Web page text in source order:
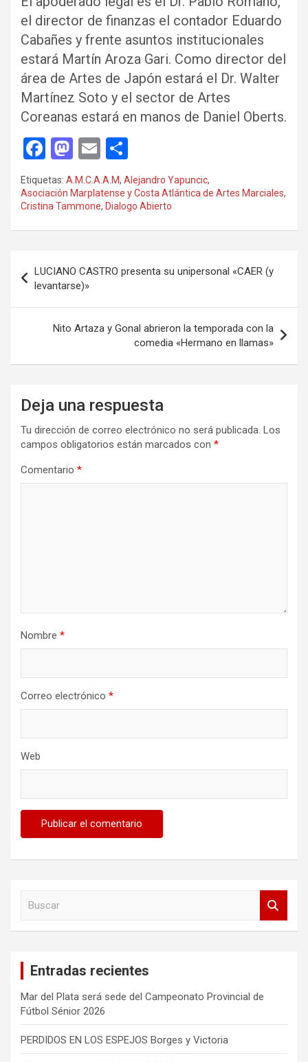
el director de finanzas el contador Eduardo
Cabañes y frente asuntos institucionales
estará Martín Aroza Gari. Como director del
área de Artes de Japón estará el Dr. Walter
Martínez Soto y el sector de Artes
Coreanas estará en manos de Daniel Oberts.
F
a
ce
b
o
k
M
a
st
o
d
n
E
m
ail
o
m
p
ar
Etiquetas: A.M.C.A.A.M, Alejandro Yapuncic,
Asociación Marplatense y Costa Atlántica de Artes Marciales,
Cristina Tammone, Dialogo Abierto
de
entradas
LUCIANO CASTRO presenta su unipersonal «CAER (y
levantarse)»
Nito Artaza y Gonal abrieron la temporada con la
comedia «Hermano en llamas»
Deja una respuesta
Tu dirección de correo electrónico no será publicada. Los
campos obligatorios están marcados con *
Comentario *
Nombre *
Correo electrónico *
Web
Entradas recientes
Mar del Plata será sede del Campeonato Provincial de
Fútbol Sénior 2026
PERDIDOS EN LOS ESPEJOS Borges y Victoria